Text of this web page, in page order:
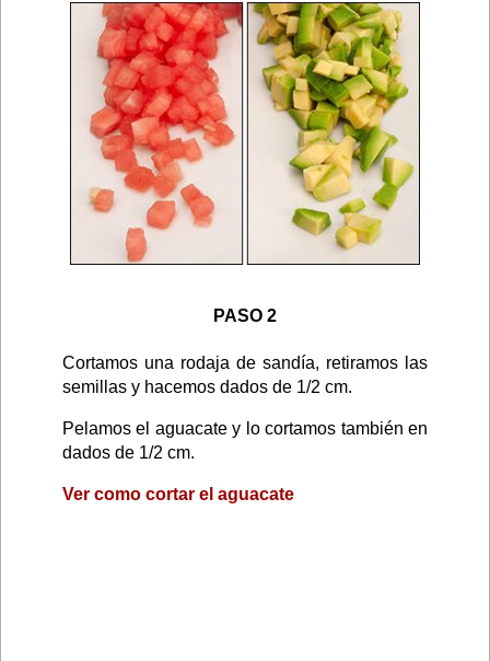
PASO 2
Cortamos una rodaja de sandía, retiramos las
semillas y hacemos dados de 1/2 cm.
Pelamos el aguacate y lo cortamos también en
dados de 1/2 cm.
Ver como cortar el aguacate